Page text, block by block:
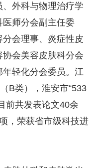
外科与物理治疗学
师分会副主任委
会理事、炎症性皮
会美容皮肤科分会
轻化分会委员。江
B类），淮安市“533
前共发表论文40余
，荣获省市级科技进